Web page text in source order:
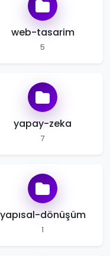
web-tasarim
5
yapay-zeka
7
yapısal-dönüşüm
1